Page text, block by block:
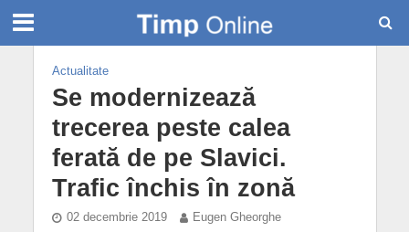
Actualitate
Se modernizează
trecerea peste calea
ferată de pe Slavici.
Trafic închis în zonă
02 decembrie 2019
Eugen Gheorghe